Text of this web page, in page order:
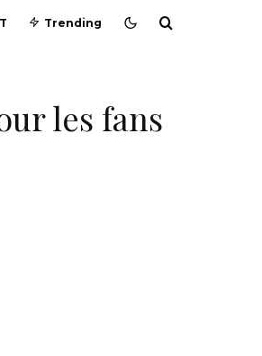
Trending
les fans